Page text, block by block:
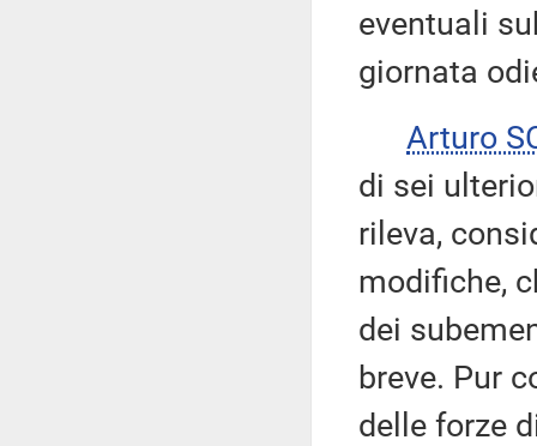
eventuali
giornata
Arturo
di sei
rileva,
modifiche,
dei
breve. Pur
delle forze